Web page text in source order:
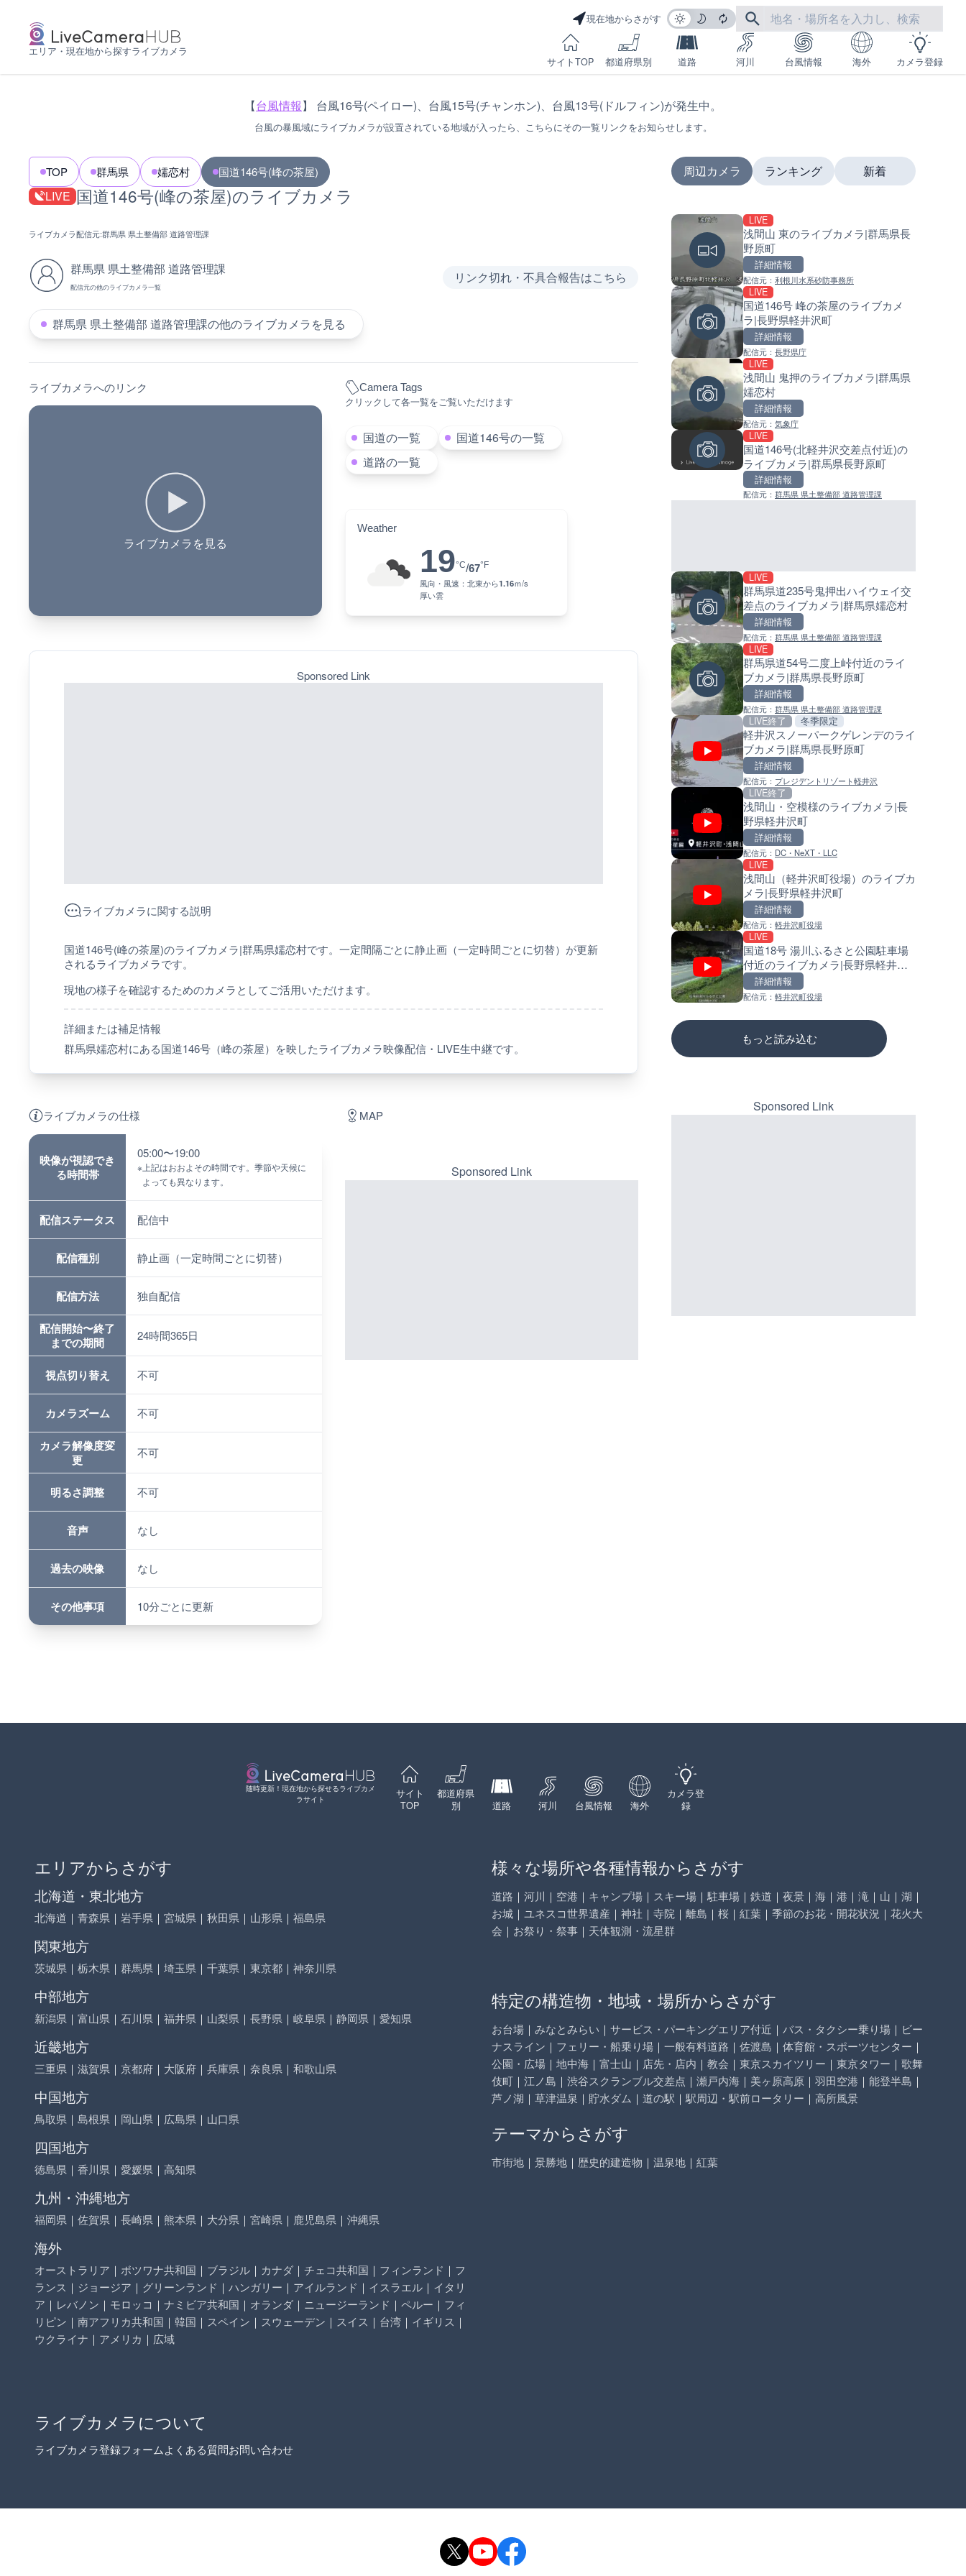
エリア・現在地から探すライブカメラ
現在地からさがす
サイトTOP 都道府県別 道路 河川 台風情報 海外 カメラ登録
【台風情報】 台風16号(ペイロー)、台風15号(チャンホン)、台風13号(ドルフィン)が発生中。
台風の暴風域にライブカメラが設置されている地域が入ったら、こちらにその一覧リンクをお知らせします。
TOP 群馬県 嬬恋村 国道146号(峰の茶屋)
LIVE 国道146号(峰の茶屋)のライブカメラ
ライブカメラ配信元:群馬県 県土整備部 道路管理課
群馬県 県土整備部 道路管理課
配信元の他のライブカメラ一覧
リンク切れ・不具合報告はこちら
群馬県 県土整備部 道路管理課の他のライブカメラを見る
ライブカメラへのリンク
ライブカメラを見る
Camera Tags
クリックして各一覧をご覧いただけます
国道の一覧
国道146号の一覧
道路の一覧
Weather
19°C/67°F
風向・風速： 北東から1.16ｍ/s
厚い雲
Sponsored Link
ライブカメラに関する説明
国道146号(峰の茶屋)のライブカメラ|群馬県嬬恋村です。一定間隔ごとに静止画（一定時間ごとに切替）が更新
されるライブカメラです。
現地の様子を確認するためのカメラとしてご活用いただけます。
詳細または補足情報
群馬県嬬恋村にある国道146号（峰の茶屋）を映したライブカメラ映像配信・LIVE生中継です。
ライブカメラの仕様
映像が視認でき
る時間帯
05:00〜19:00
※ 上記はおおよその時間です。季節や天候に
よっても異なります。
配信ステータス 配信中
配信種別 静止画（一定時間ごとに切替）
配信方法 独自配信
配信開始〜終了
までの期間
24時間365日
視点切り替え 不可
カメラズーム 不可
カメラ解像度変
更
不可
明るさ調整 不可
音声 なし
過去の映像 なし
その他事項 10分ごとに更新
MAP
Sponsored Link
周辺カメラ
LIVE
浅間山 東のライブカメラ|群馬県長
野原町
詳細情報
配信元： 利根川水系砂防事務所
LIVE
国道146号 峰の茶屋のライブカメ
ラ|長野県軽井沢町
詳細情報
配信元： 長野県庁
LIVE
浅間山 鬼押のライブカメラ|群馬県
嬬恋村
詳細情報
配信元： 気象庁
LIVE
国道146号(北軽井沢交差点付近)の
ライブカメラ|群馬県長野原町
詳細情報
配信元： 群馬県 県土整備部 道路管理課
LIVE
群馬県道235号鬼押出ハイウェイ交
差点のライブカメラ|群馬県嬬恋村
詳細情報
配信元： 群馬県 県土整備部 道路管理課
LIVE
群馬県道54号二度上峠付近のライ
ブカメラ|群馬県長野原町
詳細情報
配信元： 群馬県 県土整備部 道路管理課
LIVE終了 冬季限定
軽井沢スノーパークゲレンデのライ
ブカメラ|群馬県長野原町
詳細情報
配信元： プレジデントリゾート軽井沢
LIVE終了
浅間山・空模様のライブカメラ|長
野県軽井沢町
詳細情報
配信元： DC・NeXT・LLC
LIVE
浅間山（軽井沢町役場）のライブカ
メラ|長野県軽井沢町
詳細情報
配信元： 軽井沢町役場
LIVE
国道18号 湯川ふるさと公園駐車場
付近のライブカメラ|長野県軽井沢
町
詳細情報
配信元： 軽井沢町役場
もっと読み込む
ランキング
日本全国・緊急地震速報のラ
配信元：株式会社ティーファイブプロジ
羽田空港第2旅客ターミナルか
ライブカメラ|東京都大田区
淡路島モンキーセンターのラ
Impaxビル付近から歌舞伎町
のライブカメラ|東京都新宿区
配信元：歌舞伎町ゴジラ前ライブ
水晶浜海水浴場のライブカメ
井県美浜町
配信元：美浜町
ごろごろ茶屋のライブカメラ|
県天川村
配信元：天川村役場
LIVE
知床峠展望台・国道334号付
イブカメラ|北海道羅臼町
配信元： 一般国道334号斜里～ウトロ間
錦川 錦帯橋(錦帯橋のう飼乗
配信元：
TBSより羽田空港第1ターミナ
ライブカメラ|東京都大田区
配信元：
知内川 上開田橋のライブカメ
賀県高島市
配信元：
新着
南出川水門付近のライブカメ
配信元：日高町役場
比井川水門付近から比井崎海
イブカメラ|和歌山県日高町
小浦川水門付近から小浦海水
産湯川水門付近のライブカメ
歌山県日高町
配信元：日高町役場
導目木川 花立砂防堰堤下流の
ブカメラ|福岡県朝倉市
配信元：福岡県庁県土整備部河川課
常呂川 鹿ノ子ダムのライブカ
北海道置戸町
配信元：国土交通省 北海道開発局
LIVE
天塩川 岩尾内ダムのライブカ
北海道士別市
配信元： 国土交通省 北海道開発局
東京都品川区南大井のライブ
配信元：
道の駅さがのせきのライブカ
大分県大分市
配信元：
松江自動車道 三次東JCT・イ
ーチェンジのライブカメラ|広
配信元：
Sponsored Link
随時更新！現在地から探せるライブカメ
ラサイト
サイト
TOP
都道府県
別
道路 河川 台風情報 海外
カメラ登
録
エリアからさがす
北海道・東北地方
北海道 ｜ 青森県 ｜ 岩手県 ｜ 宮城県 ｜ 秋田県 ｜ 山形県 ｜ 福島県
関東地方
茨城県 ｜ 栃木県 ｜ 群馬県 ｜ 埼玉県 ｜ 千葉県 ｜ 東京都 ｜ 神奈川県
中部地方
新潟県 ｜ 富山県 ｜ 石川県 ｜ 福井県 ｜ 山梨県 ｜ 長野県 ｜ 岐阜県 ｜ 静岡県 ｜ 愛知県
近畿地方
三重県 ｜ 滋賀県 ｜ 京都府 ｜ 大阪府 ｜ 兵庫県 ｜ 奈良県 ｜ 和歌山県
中国地方
鳥取県 ｜ 島根県 ｜ 岡山県 ｜ 広島県 ｜ 山口県
四国地方
徳島県 ｜ 香川県 ｜ 愛媛県 ｜ 高知県
九州・沖縄地方
福岡県 ｜ 佐賀県 ｜ 長崎県 ｜ 熊本県 ｜ 大分県 ｜ 宮崎県 ｜ 鹿児島県 ｜ 沖縄県
海外
オーストラリア ｜ ボツワナ共和国 ｜ ブラジル ｜ カナダ ｜ チェコ共和国 ｜ フィンランド ｜ フ
ランス ｜ ジョージア ｜ グリーンランド ｜ ハンガリー ｜ アイルランド ｜ イスラエル ｜ イタリ
ア ｜ レバノン ｜ モロッコ ｜ ナミビア共和国 ｜ オランダ ｜ ニュージーランド ｜ ペルー ｜ フィ
リピン ｜ 南アフリカ共和国 ｜ 韓国 ｜ スペイン ｜ スウェーデン ｜ スイス ｜ 台湾 ｜ イギリス ｜
ウクライナ ｜ アメリカ ｜ 広域
様々な場所や各種情報からさがす
道路 ｜ 河川 ｜ 空港 ｜ キャンプ場 ｜ スキー場 ｜ 駐車場 ｜ 鉄道 ｜ 夜景 ｜ 海 ｜ 港 ｜ 滝 ｜ 山 ｜ 湖 ｜
お城 ｜ ユネスコ世界遺産 ｜ 神社 ｜ 寺院 ｜ 離島 ｜ 桜 ｜ 紅葉 ｜ 季節のお花・開花状況 ｜ 花火大
会 ｜ お祭り・祭事 ｜ 天体観測・流星群
特定の構造物・地域・場所からさがす
お台場 ｜ みなとみらい ｜ サービス・パーキングエリア付近 ｜ バス・タクシー乗り場 ｜ ビー
ナスライン ｜ フェリー・船乗り場 ｜ 一般有料道路 ｜ 佐渡島 ｜ 体育館・スポーツセンター ｜
公園・広場 ｜ 地中海 ｜ 富士山 ｜ 店先・店内 ｜ 教会 ｜ 東京スカイツリー ｜ 東京タワー ｜ 歌舞
伎町 ｜ 江ノ島 ｜ 渋谷スクランブル交差点 ｜ 瀬戸内海 ｜ 美ヶ原高原 ｜ 羽田空港 ｜ 能登半島 ｜
芦ノ湖 ｜ 草津温泉 ｜ 貯水ダム ｜ 道の駅 ｜ 駅周辺・駅前ロータリー ｜ 高所風景
テーマからさがす
市街地 ｜ 景勝地 ｜ 歴史的建造物 ｜ 温泉地 ｜ 紅葉
ライブカメラについて
ライブカメラ登録フォームよくある質問お問い合わせ